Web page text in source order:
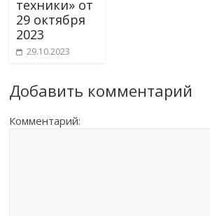
техники» от
29 октября
2023
29.10.2023
Добавить комментарий
Комментарий: